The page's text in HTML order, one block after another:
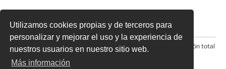
Utilizamos cookies propias y de terceros para
personalizar y mejorar el uso y la experiencia de
nuestros usuarios en nuestro sitio web.
Más información
© 2026 Todos los derechos reservados. Prohibida la reproducción total
o parcial, incluyendo cualquier medio electrónico*